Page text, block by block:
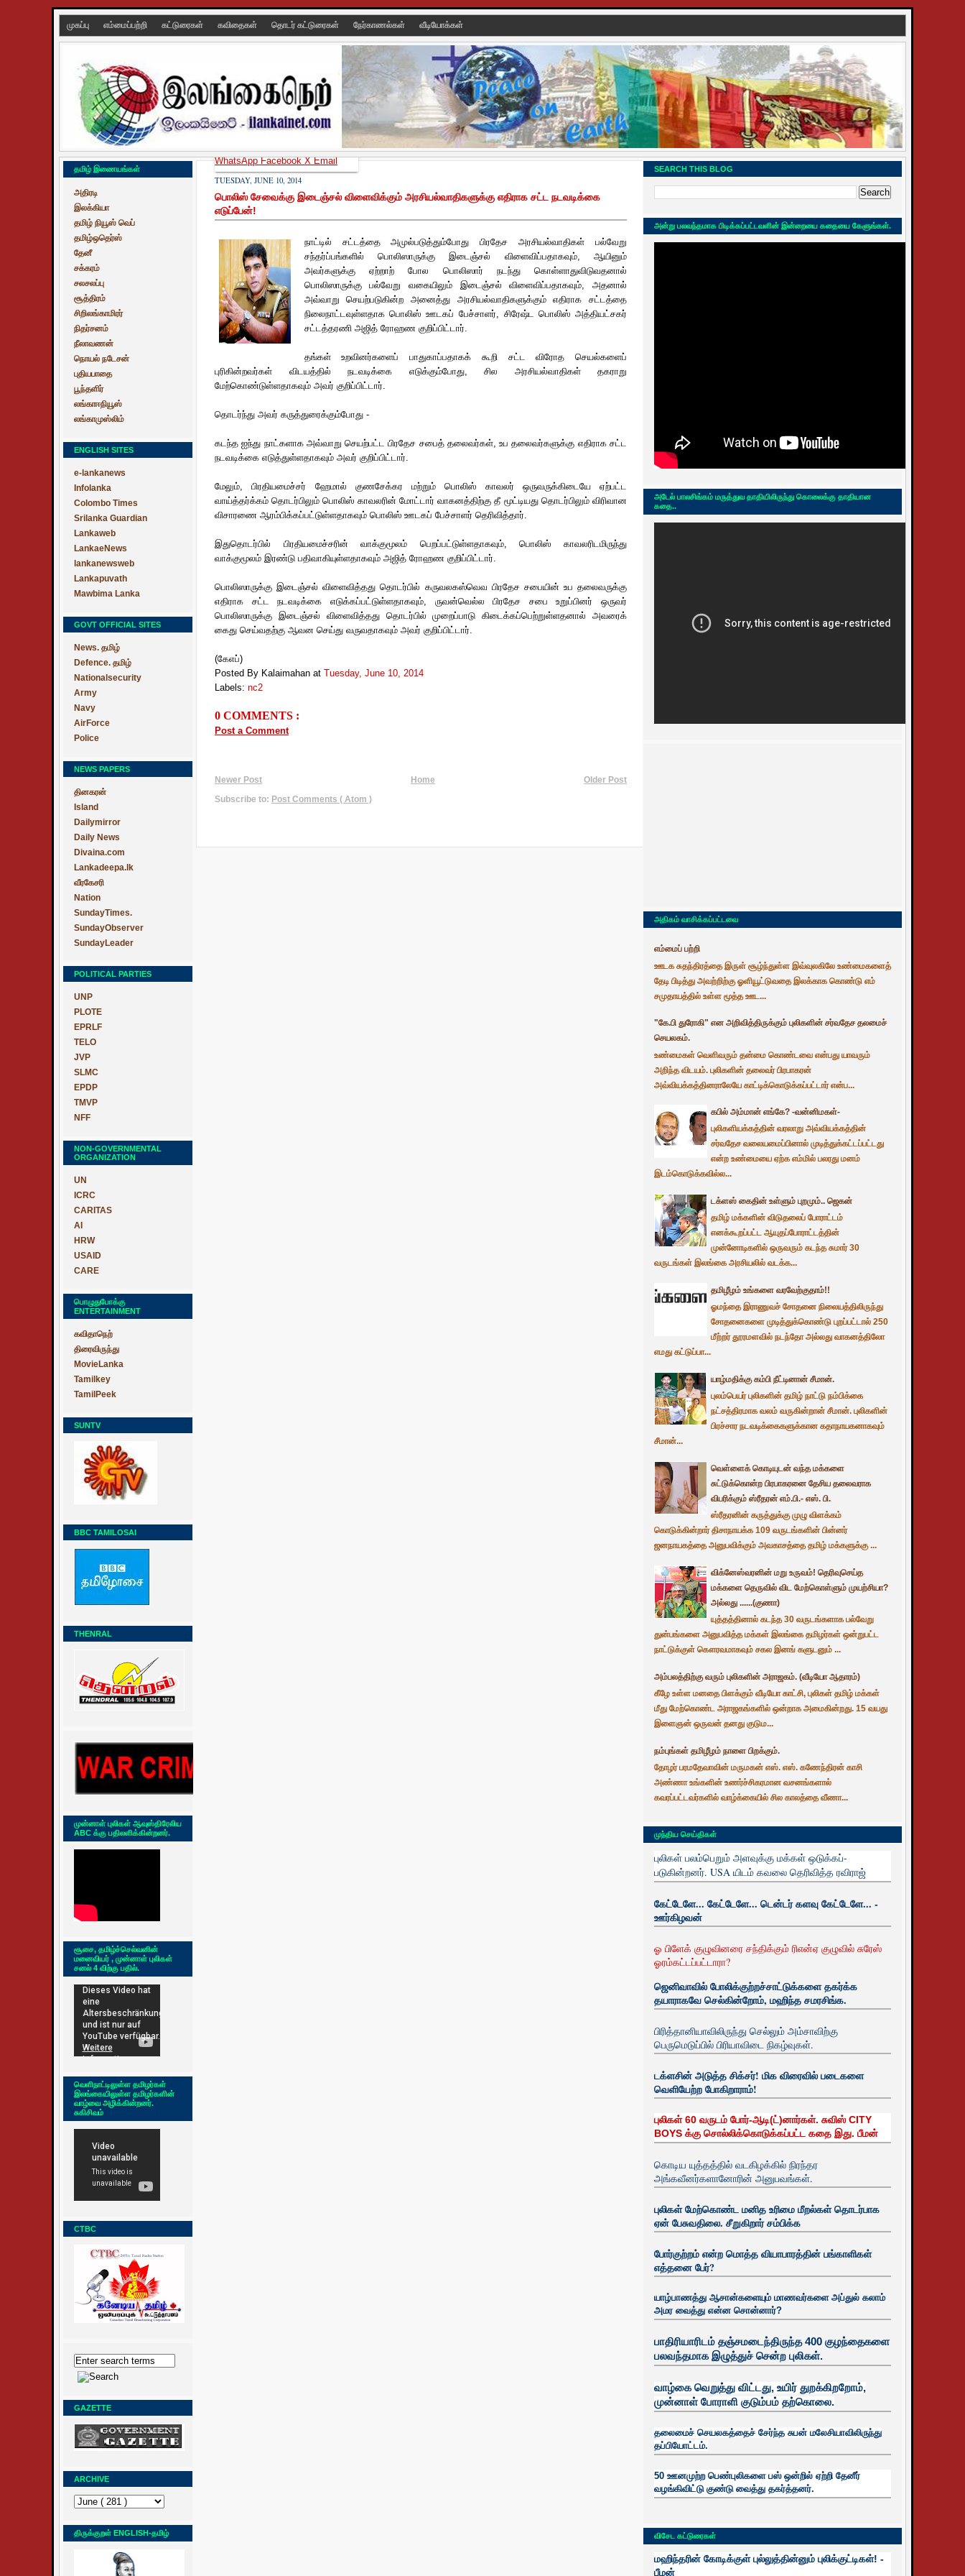
முகப்பு எம்மைப்பற்றி கட்டுரைகள் கவிதைகள் தொடர் கட்டுரைகள் நேர்காணல்கள் வீடியோக்கள்
தமிழ் இணையங்கள்
அதிரடி
இலக்கியா
தமிழ் நியூஸ் வெப்
தமிழ்ஒதெர்ஸ்
தேனீ
சக்கரம்
சலசலப்பு
சூத்திரம்
சிறிலங்காமிரர்
நிதர்சனம்
நீலாவணன்
நொயல் நடேசன்
புதியபாதை
பூந்தளிர்
லங்காஈநியூஸ்
லங்காமுஸ்லிம்
ENGLISH SITES
e-lankanews
Infolanka
Colombo Times
Srilanka Guardian
Lankaweb
LankaeNews
lankanewsweb
Lankapuvath
Mawbima Lanka
GOVT OFFICIAL SITES
News. தமிழ்
Defence. தமிழ்
Nationalsecurity
Army
Navy
AirForce
Police
NEWS PAPERS
தினகரன்
Island
Dailymirror
Daily News
Divaina.com
Lankadeepa.lk
வீரகேசரி
Nation
SundayTimes.
SundayObserver
SundayLeader
POLITICAL PARTIES
UNP
PLOTE
EPRLF
TELO
JVP
SLMC
EPDP
TMVP
NFF
NON-GOVERNMENTAL
ORGANIZATION
UN
ICRC
CARITAS
AI
HRW
USAID
CARE
பொழுதுபோக்கு
ENTERTAINMENT
கவிதாநெற்
திரைவிருந்து
MovieLanka
Tamilkey
TamilPeek
SUNTV
BBC TAMILOSAI
THENRAL
முன்னாள் புலிகள் ஆவுஸ்திரேலிய
ABC க்கு பதிலளிக்கின்றனர்.
சூசை, தமிழ்ச்செல்வனின்
மனைவியர் , முன்னாள் புலிகள்
சனல் 4 விற்கு பதில்.
வெளிநாட்டிலுள்ள தமிழர்கள்
இலங்கையிலுள்ள தமிழர்களின்
வாழ்வை அழிக்கின்றனர்.
சுகிசிவம்
CTBC
GAZETTE
ARCHIVE
திருக்குறள் ENGLISH-தமிழ்
TUESDAY, JUNE 10, 2014
பொலிஸ் சேவைக்கு இடைஞ்சல் விளைவிக்கும் அரசியல்வாதிகளுக்கு எதிராக சட்ட நடவடிக்கை
எடுப்பேன்!
நாட்டில் சட்டத்தை அமுல்படுத்தும்போது பிரதேச அரசியல்வாதிகள் பல்வேறு
சந்தர்ப்பங்களில் பொலிஸாருக்கு இடைஞ்சல் விளைவிப்பதாகவும், ஆயினும்
அவர்களுக்கு ஏற்றாற் போல பொலிஸார் நடந்து கொள்ளாதுவிடுவதனால்
பொலிஸாருக்கு பல்வேறு வகையிலும் இடைஞ்சல் விளைவிப்பதாகவும், அதனால்
அவ்வாறு செயற்படுகின்ற அனைத்து அரசியல்வாதிகளுக்கும் எதிராக சட்டத்தை
நிலைநாட்டவுள்ளதாக பொலிஸ் ஊடகப் பேச்சாளர், சிரேஷ்ட பொலிஸ் அத்தியட்சகர்
சட்டத்தரணி அஜித் ரோஹண குறிப்பிட்டார்.
தங்கள் உறவினர்களைப் பாதுகாப்பதாகக் கூறி சட்ட விரோத செயல்களைப்
புரிகின்றவர்கள் விடயத்தில் நடவடிக்கை எடுக்கும்போது, சில அரசியல்வாதிகள் தகராறு
மேற்கொண்டுள்ளதாகவும் அவர் குறிப்பிட்டார்.
தொடர்ந்து அவர் கருத்துரைக்கும்போது -
கடந்த ஐந்து நாட்களாக அவ்வாறு செயற்பட்ட பிரதேச சபைத் தலைவர்கள், உப தலைவர்களுக்கு எதிராக சட்ட
நடவடிக்கை எடுத்துள்ளதாகவும் அவர் குறிப்பிட்டார்.
மேலும், பிரதியமைச்சர் ஹேமால் குணசேக்கர மற்றும் பொலிஸ் காவலர் ஒருவருக்கிடையே ஏற்பட்ட
வாய்த்தர்க்கம் தொடர்பிலும் பொலிஸ் காவலரின் மோட்டார் வாகனத்திற்கு தீ மூட்டியது தொடர்பிலும் விரிவான
விசாரணை ஆரம்பிக்கப்பட்டுள்ளதாகவும் பொலிஸ் ஊடகப் பேச்சாளர் தெரிவித்தார்.
இதுதொடர்பில் பிரதியமைச்சரின் வாக்குமூலம் பெறப்பட்டுள்ளதாகவும், பொலிஸ் காவலரிடமிருந்து
வாக்குமூலம் இரண்டு பதிவாகியுள்ளதாகவும் அஜித் ரோஹண குறிப்பிட்டார்.
பொலிஸாருக்கு இடைஞ்சல் விளைவித்தது தொடர்பில் கருவலகஸ்வெவ பிரதேச சபையின் உப தலைவருக்கு
எதிராக சட்ட நடவடிக்கை எடுக்கப்பட்டுள்ளதாகவும், ருவன்வெல்ல பிரதேச சபை உறுப்பினர் ஒருவர்
பொலிஸாருக்கு இடைஞ்சல் விளைவித்தது தொடர்பில் முறைப்பாடு கிடைக்கப்பெற்றுள்ளதனால் அவரைக்
கைது செய்வதற்கு ஆவன செய்து வருவதாகவும் அவர் குறிப்பிட்டார்.
(கேஎப்)
Posted By Kalaimahan at Tuesday, June 10, 2014
Labels: nc2
0 COMMENTS :
Post a Comment
Newer Post Older Post
Home
Subscribe to: Post Comments ( Atom )
WhatsAppFacebookXEmail
SEARCH THIS BLOG
அன்று பலவந்தமாக பிடிக்கப்பட்டவளின் இன்றையை கதையை கேளுங்கள்.
அடேல் பாலசிங்கம் மருத்துவ தாதியிலிருந்து கொலைக்கு தாதியான
கதை..
அதிகம் வாசிக்கப்பட்டவை
எம்மைப் பற்றி
ஊடக சுதந்திரத்தை இருள் சூழ்ந்துள்ள இவ்வுலகிலே உண்மைகளைத்
தேடி பிடித்து அவற்றிற்கு ஓளியூட்டுவதை இலக்காக கொண்டு எம்
சமுதாயத்தில் உள்ள மூத்த ஊட...
"கே.பி துரோகி" என அறிவித்திருக்கும் புலிகளின் சர்வதேச தலமைச்
செயலகம்.
உண்மைகள் வெளிவரும் தன்மை கொண்டவை என்பது யாவரும்
அறிந்த விடயம். புலிகளின் தலைவர் பிரபாகரன்
அவ்வியக்கத்தினராலேயே காட்டிக்கொடுக்கப்பட்டார் என்ப...
கபில் அம்மான் எங்கே? -வன்னிமகள்-
புலிகளியக்கத்தின் வரலாறு அவ்வியக்கத்தின்
சர்வதேச வலையமைப்பினால் முடித்துக்கட்டப்பட்டது
என்ற உண்மையை ஏற்க எம்மில் பலரது மனம்
இடம்கொடுக்கவில்ல...
டக்ளஸ் கைதின் உள்ளும் புறமும்.. ஜெகன்
தமிழ் மக்களின் விடுதலைப் போராட்டம்
எனக்கூறப்பட்ட ஆயுதப்போராட்டத்தின்
முன்னோடிகளில் ஒருவரும் கடந்த சுமார் 30
வருடங்கள் இலங்கை அரசியலில் வடக்க...
தமிழீழம் உங்களை வரவேற்குதாம்!!
ஓமந்தை இராணுவச் சோதனை நிலையத்திலிருந்து
சோதனைகளை முடித்துக்கொண்டு புறப்பட்டால் 250
மீற்றர் தூரமளவில் நடந்தோ அல்லது வாகனத்திலோ
எமது கட்டுப்பா...
யாழ்மதிக்கு கம்பி நீட்டினான் சீமான்.
புலம்பெயர் புலிகளின் தமிழ் நாட்டு நம்பிக்கை
நட்சத்திரமாக வலம் வருகின்றான் சீமான். புலிகளின்
பிரச்சார நடவடிக்கைகளுக்கான கதாநாயகனாகவும்
சீமான்...
வெள்ளைக் கொடியுடன் வந்த மக்களை
சுட்டுக்கொன்ற பிரபாகரனை தேசிய தலைவராக
விபரிக்கும் ஸ்ரீதரன் எம்.பி.- எஸ். பி.
ஸ்ரீதரனின் கருத்துக்கு முழு விளக்கம்
கொடுக்கின்றார் திசாநாயக்க 109 வருடங்களின் பின்னர்
ஜனநாயகத்தை அனுபவிக்கும் அவகாசத்தை தமிழ் மக்களுக்கு ...
விக்னேஸ்வரனின் மறு உருவம்! தெரிவுசெய்த
மக்களை தெருவில் விட மேற்கொள்ளும் முயற்சியா?
அல்லது ......(குணா)
யுத்தத்தினால் கடந்த 30 வருடங்களாக பல்வேறு
துன்பங்களை அனுபவித்த மக்கள் இலங்கை தமிழர்கள் ஒன்றுபட்ட
நாட்டுக்குள் கௌரவமாகவும் சகல இனங் களுடனும் ...
அம்பலத்திற்கு வரும் புலிகளின் அராஜகம். (வீடியோ ஆதாரம்)
கீழே உள்ள மனதை பிளக்கும் வீடியோ காட்சி, புலிகள் தமிழ் மக்கள்
மீது மேற்கொண்ட அராஜகங்களில் ஒன்றாக அமைகின்றது. 15 வயது
இளைஞன் ஒருவன் தனது குடும...
நம்புங்கள் தமிழீழம் நாளை பிறக்கும்.
தோழர் பரமதேவாவின் மருமகன் எஸ். எஸ். கணேந்திரன் காசி
அண்ணா உங்களின் உணர்ச்சிகரமான வசனங்களால்
கவரப்பட்டவர்களில் வாழ்க்கையில் சில காலத்தை வீணா...
முந்திய செய்திகள்
புலிகள் பலம்பெறும் அளவுக்கு மக்கள் ஒடுக்கப்-
படுகின்றனர். USA யிடம் கவலை தெரிவித்த ரவிராஜ்
கேட்டேளே... கேட்டேளே... டென்டர் களவு கேட்டேளே... -
ஊர்கிழவன்
ஓ பிளேக் குழுவினரை சந்திக்கும் ரிஎன்ஏ குழுவில் சுரேஸ்
ஓரம்கட்டப்பட்டாரா?
ஜெனிவாவில் போலிக்குற்றச்சாட்டுக்களை தகர்க்க
தயாராகவே செல்கின்றோம், மஹிந்த சமரசிங்க.
பிரித்தானியாவிலிருந்து செல்லும் அம்சாவிற்கு
பெருமெடுப்பில் பிரியாவிடை நிகழ்வுகள்.
டக்ளசின் அடுத்த சிக்சர்! மிக விரைவில் படைகளை
வெளியேற்ற போகிறாராம்!
புலிகள் 60 வருடம் போர்-ஆடி(ட்)னார்கள். சுவிஸ் CITY
BOYS க்கு சொல்லிக்கொடுக்கப்பட்ட கதை இது. பீமன்
கொடிய யுத்தத்தில் வடகிழக்கில் நிரந்தர
அங்கவீனர்களானோரின் அனுபவங்கள்.
புலிகள் மேற்கொண்ட மனித உரிமை மீறல்கள் தொடர்பாக
ஏன் பேசுவதிலை. சீறுகிறார் சம்பிக்க
போர்குற்றம் என்ற மொத்த வியாபாரத்தின் பங்காளிகள்
எத்தனை பேர்?
யாழ்பாணத்து ஆசான்களையும் மாணவர்களை அப்துல் கலாம்
அமர வைத்து என்ன சொன்னார்?
பாதிரியாரிடம் தஞ்சமடைந்திருந்த 400 குழந்தைகளை
பலவந்தமாக இழுத்துச் சென்ற புலிகள்.
வாழ்கை வெறுத்து விட்டது, உயிர் துறக்கிறறோம்,
முன்னாள் போராளி குடும்பம் தற்கொலை.
தலைமைச் செயலகத்தைச் சேர்ந்த சுபன் மலேசியாவிலிருந்து
தப்பியோட்டம்.
50 ஊனமுற்ற பெண்புலிகளை பஸ் ஒன்றில் ஏற்றி தேனீர்
வழங்கிவிட்டு குண்டு வைத்து தகர்த்தனர்.
விசேட கட்டுரைகள்
மஹிந்தரின் கோடிக்குள் புல்லுத்தின்னும் புலிக்குட்டிகள்! -
பீமன்